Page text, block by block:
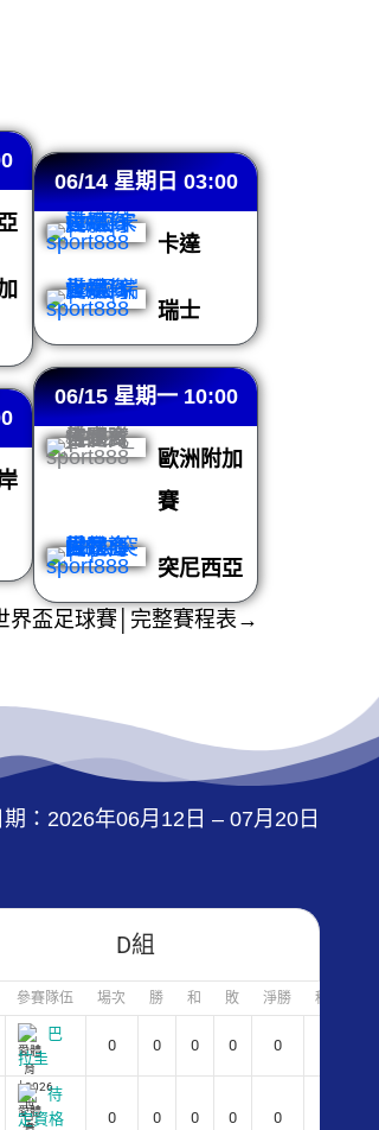
06/14 星期日 03:00
卡達
瑞士
06/15 星期一 10:00
歐洲附加
賽
突尼西亞
界盃足球賽│完整賽程表→
期：2026年06月12日 – 07月20日
D組
參賽隊伍 場次 勝 和 敗 淨勝 積分
巴
拉圭
0 0 0 0 0
待
定資格
0 0 0 0 0